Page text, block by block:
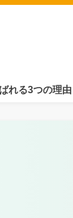
れる3つの理由